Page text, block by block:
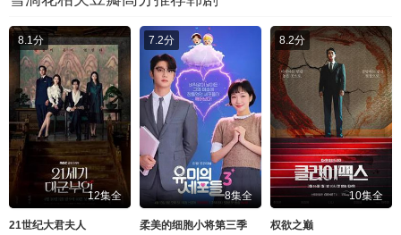
8.1分
12集全
21世纪大君夫人
7.2分
8集全
柔美的细胞小将第三季
8.2分
10集全
权欲之巅